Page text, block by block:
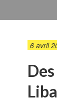
6 avril